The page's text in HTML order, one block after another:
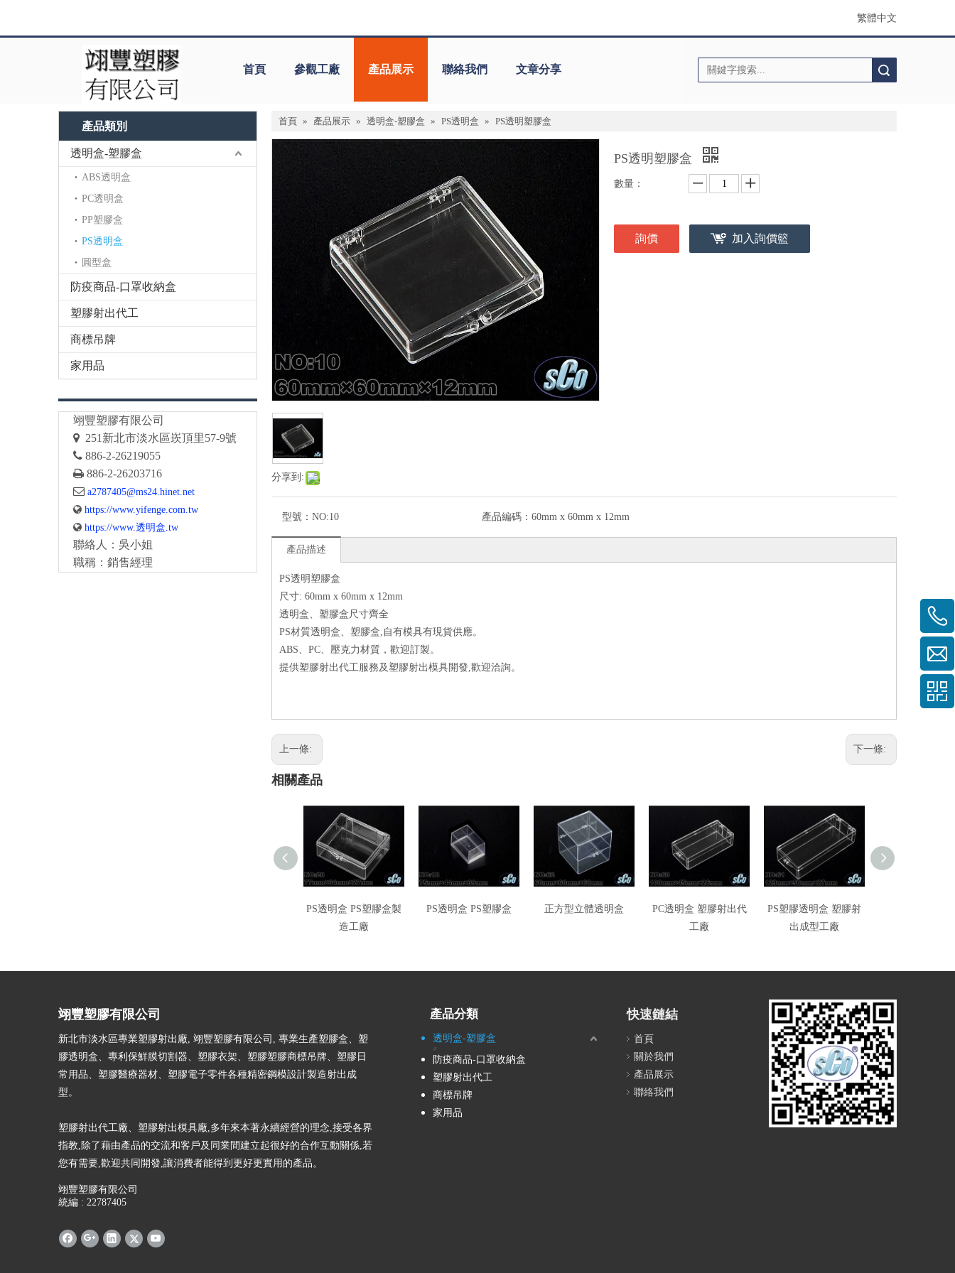
繁體中文
首頁 參觀工廠 產品展示 聯絡我們 文章分享
產品類別
透明盒-塑膠盒
ABS透明盒
PC透明盒
PP塑膠盒
PS透明盒
圓型盒
防疫商品-口罩收納盒
塑膠射出代工
商標吊牌
家用品
翊豐塑膠有限公司
 251 新北市淡水區崁頂里57-9號
 886-2-26219055
 886-2-26203716
 a2787405@ms24.hinet.net
 https://www.yifenge.com.tw
 https://www.透明盒.tw
聯絡人：吳小姐
職稱：銷售經理
首頁 » 產品展示 » 透明盒-塑膠盒 » PS透明盒 » PS透明塑膠盒
分享到:
PS透明塑膠盒
數量：
詢價 加入詢價籃
型號： NO:10 產品編碼： 60mm x 60mm x 12mm
產品描述
PS透明塑膠盒
尺寸: 60mm x 60mm x 12mm
透明盒、塑膠盒尺寸齊全
PS材質透明盒、塑膠盒,自有模具有現貨供應。
ABS、PC、壓克力材質，歡迎訂製。
提供塑膠射出代工服務及塑膠射出模具開發,歡迎洽詢。
上一條: 下一條:
相關產品
PS透明盒 PS塑膠盒製
造工廠
PS透明盒 PS塑膠盒 正方型立體透明盒
PC透明盒 塑膠射出代
工廠
PS塑膠透明盒 塑膠射
出成型工廠
翊豐塑膠有限公司
新北市淡水區專業塑膠射出廠, 翊豐塑膠有限公司, 專業生產塑膠盒、塑
膠透明盒、專利保鮮膜切割器、塑膠衣架、塑膠塑膠商標吊牌、塑膠日
常用品、塑膠醫療器材、塑膠電子零件各種精密鋼模設計製造射出成
型。
塑膠射出代工廠、塑膠射出模具廠,多年來本著永續經營的理念,接受各界
指教,除了藉由產品的交流和客戶及同業間建立起很好的合作互動關係,若
您有需要,歡迎共同開發,讓消費者能得到更好更實用的產品。
翊豐塑膠有限公司
統編 : 22787405
產品分類
透明盒-塑膠盒
防疫商品-口罩收納盒
塑膠射出代工
商標吊牌
家用品
快速鏈結
首頁
關於我們
產品展示
聯絡我們